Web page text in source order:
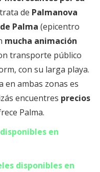
de Palmanova
Palma (epicentro
mucha animación
transporte público
con su larga playa.
en ambas zonas es
encuentres precios
Palma.
en
disponibles en